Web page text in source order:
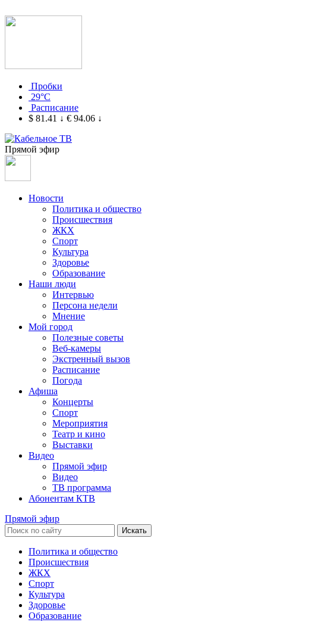
Пробки
29°C
Расписание
$ 81.41 ↓ € 94.06 ↓
Прямой эфир
Новости
Политика и общество
Происшествия
ЖКХ
Спорт
Культура
Здоровье
Образование
Наши люди
Интервью
Персона недели
Мнение
Мой город
Полезные советы
Веб-камеры
Экстренный вызов
Расписание
Погода
Афиша
Концерты
Спорт
Мероприятия
Театр и кино
Выставки
Видео
Прямой эфир
Видео
ТВ программа
Абонентам КТВ
Прямой эфир
Искать
Политика и общество
Происшествия
ЖКХ
Спорт
Культура
Здоровье
Образование